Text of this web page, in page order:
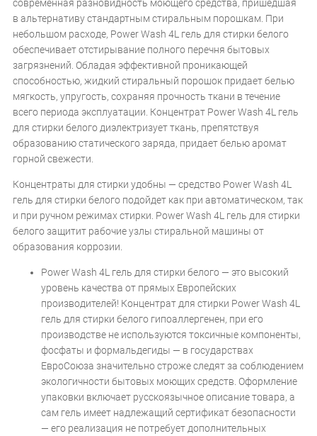
современная разновидность моющего средства, пришедшая
в альтернативу стандартным стиральным порошкам. При
небольшом расходе, Power Wash 4L гель для стирки белого
обеспечивает отстирывание полного перечня бытовых
загрязнений. Обладая эффективной проникающей
способностью, жидкий стиральный порошок придает белью
мягкость, упругость, сохраняя прочность ткани в течение
всего периода эксплуатации. Концентрат Power Wash 4L гель
для стирки белого диэлектризует ткань, препятствуя
образованию статического заряда, придает белью аромат
горной свежести.
Концентраты для стирки удобны — средство Power Wash 4L
гель для стирки белого подойдет как при автоматическом, так
и при ручном режимах стирки. Power Wash 4L гель для стирки
белого защитит рабочие узлы стиральной машины от
образования коррозии.
Power Wash 4L гель для стирки белого — это высокий
уровень качества от прямых Европейских
производителей! Концентрат для стирки Power Wash 4L
гель для стирки белого гипоаллергенен, при его
производстве не используются токсичные компоненты,
фосфаты и формальдегиды — в государствах
ЕвроСоюза значительно строже следят за соблюдением
экологичности бытовых моющих средств. Оформление
упаковки включает русскоязычное описание товара, а
сам гель имеет надлежащий сертификат безопасности
— его реализация не потребует дополнительных